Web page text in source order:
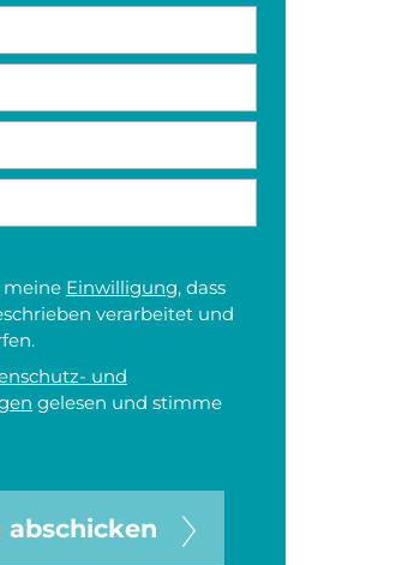
meine Einwilligung, dass
verarbeitet und
und
gelesen und stimme
abschicken